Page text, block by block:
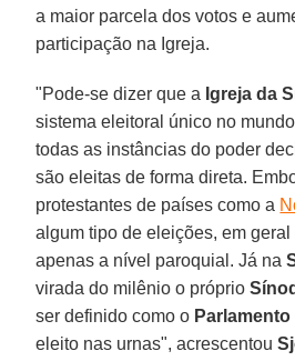
a maior parcela dos votos e
participação na Igreja.
"Pode-se dizer que a Igreja da
sistema eleitoral único no
todas as instâncias do poder
são eleitas de forma direta.
protestantes de países como a
algum tipo de eleições, em
apenas a nível paroquial. Já na
virada do milênio o próprio
ser definido como o
eleito nas urnas", acrescentou